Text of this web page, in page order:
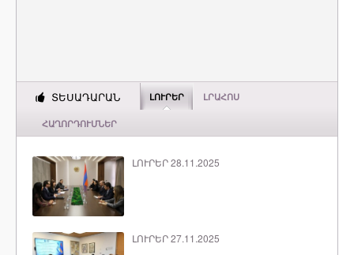
ՏԵՍԱԴԱՐԱՆ ԼՈՒՐԵՐ ԼՐԱՀՈՍ
ՀԱՂՈՐԴՈՒՄՆԵՐ
ԼՈՒՐԵՐ 28.11.2025
ԼՈՒՐԵՐ 27.11.2025